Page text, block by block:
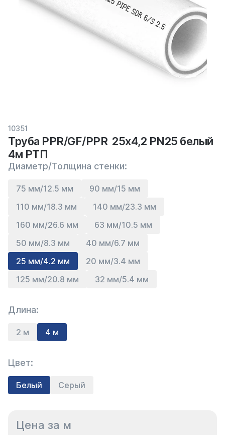
10351
Труба PPR/GF/PPR 25х4,2 PN25 белый
4м РТП
Диаметр/Толщина стенки:
75 мм/12.5 мм
90 мм/15 мм
110 мм/18.3 мм
140 мм/23.3 мм
160 мм/26.6 мм
63 мм/10.5 мм
50 мм/8.3 мм
40 мм/6.7 мм
25 мм/4.2 мм
20 мм/3.4 мм
125 мм/20.8 мм
32 мм/5.4 мм
Длина:
2 м 4 м
Цвет:
Белый Серый
Цена за м